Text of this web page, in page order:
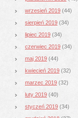
wrzesień 2019 (44)
sierpień 2019 (34)
lipiec 2019 (34)
czerwiec 2019 (34)
maj 2019 (44)
kwiecień 2019 (32)
marzec 2019 (32)
luty 2019 (40)
styczeń 2019 (34)